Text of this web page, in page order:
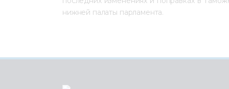
нижней палаты парламента.